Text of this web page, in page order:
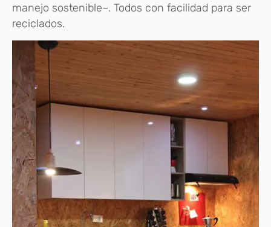
manejo sostenible–. Todos con facilidad para ser
reciclados.